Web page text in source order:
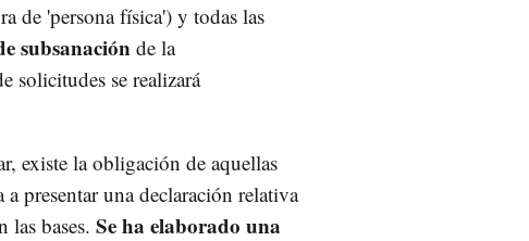
de 'persona física') y todas las
subsanación de la
solicitudes se realizará
existe la obligación de aquellas
presentar una declaración relativa
las bases. Se ha elaborado una